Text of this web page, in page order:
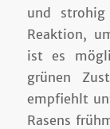
und
Reaktion,
ist es
grünen
empfiehlt
Rasens